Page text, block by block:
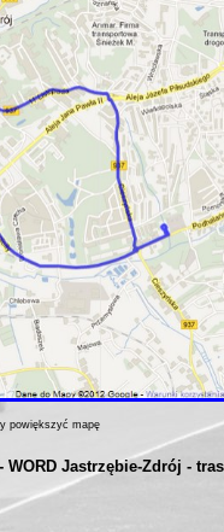
powiększyć mapę
Jastrzębie-Zdrój -